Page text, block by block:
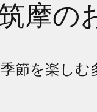
摩の
節を楽し